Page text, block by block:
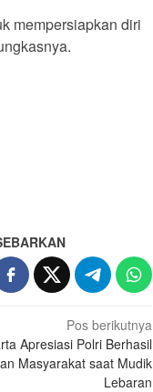
mempersiapkan diri
Pos berikutnya
Apresiasi Polri Berhasil
Masyarakat saat Mudik
Lebaran